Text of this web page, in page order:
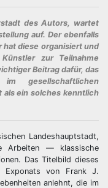
des Autors, wartet
auf. Der ebenfalls
hat diese organisiert und
zur Teilnahme
Beitrag dafür, das
im gesellschaftlichen
als ein solches kenntlich
Landeshauptstadt,
Arbeiten — klassische
Das Titelbild dieses
Exponats von Frank J.
anlehnt, die im